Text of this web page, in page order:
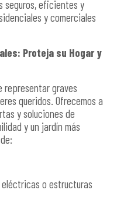
seguros, eficientes y
y comerciales
Proteja su Hogar y
representar graves
queridos. Ofrecemos a
y soluciones de
y un jardín más
o estructuras